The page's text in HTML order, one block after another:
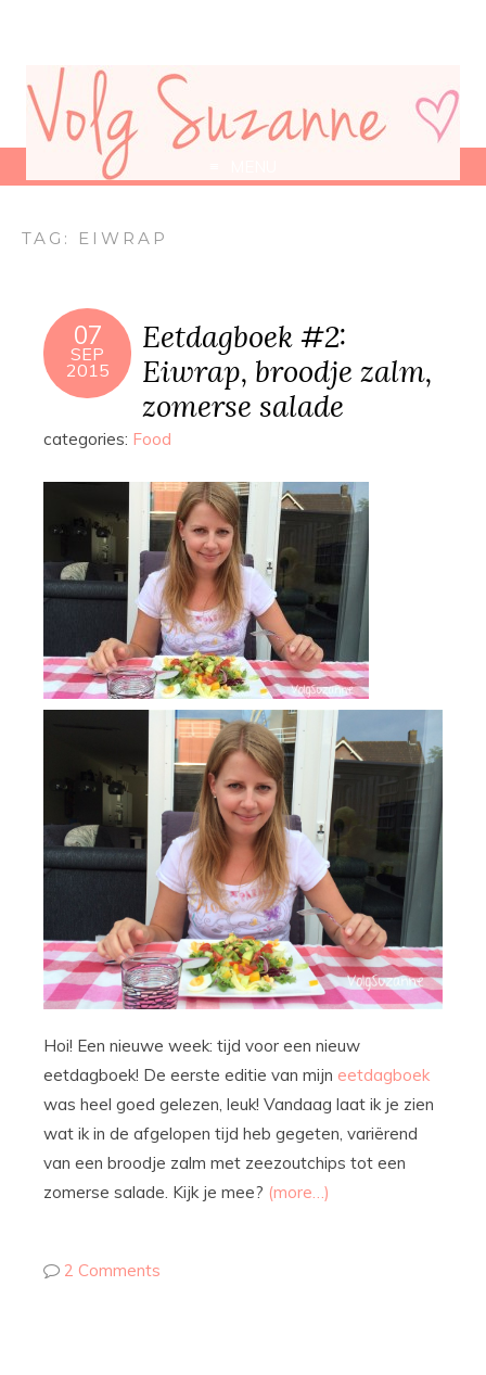
TAG: EIWRAP
07
SEP
2015
Eetdagboek #2:
Eiwrap, broodje zalm,
zomerse salade
categories: Food
Hoi! Een nieuwe week: tijd voor een nieuw
eetdagboek! De eerste editie van mijn eetdagboek
was heel goed gelezen, leuk! Vandaag laat ik je zien
wat ik in de afgelopen tijd heb gegeten, variërend
van een broodje zalm met zeezoutchips tot een
zomerse salade. Kijk je mee? (more…)
2 Comments